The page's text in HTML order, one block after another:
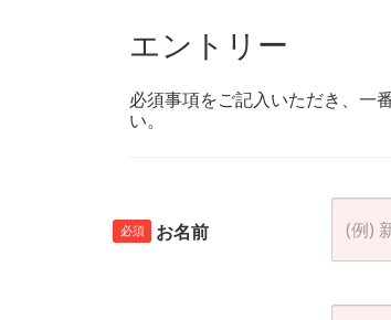
エントリー
必須事項をご記入いただき、一
い。
必須 お名前